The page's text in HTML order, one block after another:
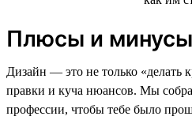
Плюсы и
Дизайн — это не только «делать
правки и куча нюансов. Мы
профессии, чтобы тебе было